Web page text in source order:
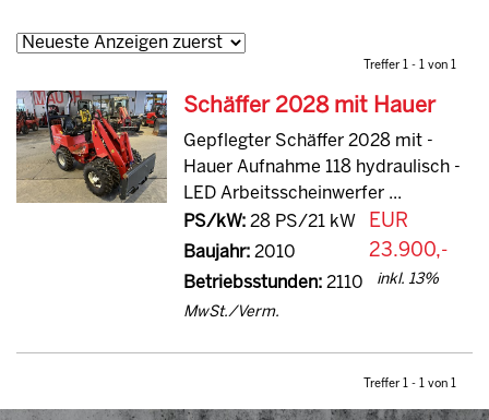
Treffer 1 - 1 von 1
Schäffer 2028 mit Hauer
Gepflegter Schäffer 2028 mit -
Hauer Aufnahme 118 hydraulisch -
LED Arbeitsscheinwerfer ...
PS/kW:28 PS/21 kW
Baujahr:2010
Betriebsstunden:2110
EUR
23.900,-
inkl. 13%
MwSt./Verm.
Treffer 1 - 1 von 1